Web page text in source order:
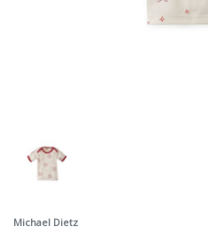
Michael Dietz